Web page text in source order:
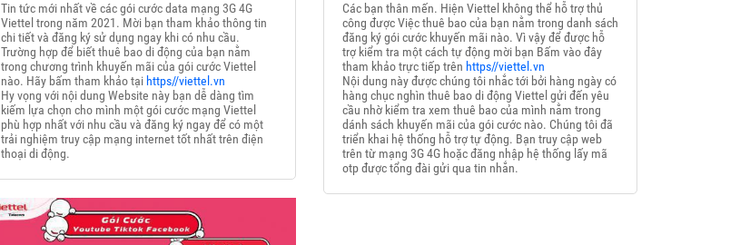
Tin tức mới nhất về các gói cước data mạng 3G 4G
Viettel trong năm 2021. Mời bạn tham khảo thông tin
chi tiết và đăng ký sử dụng ngay khi có nhu cầu.
Trường hợp để biết thuê bao di động của bạn nằm
trong chương trình khuyến mãi của gói cước Viettel
nào. Hãy bấm tham khảo tại https//viettel.vn
Hy vọng với nội dung Website này bạn dễ dàng tìm
kiếm lựa chọn cho mình một gói cước mạng Viettel
phù hợp nhất với nhu cầu và đăng ký ngay để có một
trải nghiệm truy cập mạng internet tốt nhất trên điện
thoại di động.
Các bạn thân mến. Hiện Viettel không thể hỗ trợ thủ
công được Việc thuê bao của bạn nằm trong danh sách
đăng ký gói cước khuyến mãi nào. Vì vậy để được hỗ
trợ kiểm tra một cách tự động mời bạn Bấm vào đây
tham khảo trực tiếp trên https//viettel.vn
Nội dung này được chúng tôi nhắc tới bởi hàng ngày có
hàng chục nghìn thuê bao di động Viettel gửi đến yêu
cầu nhờ kiểm tra xem thuê bao của mình nằm trong
dánh sách khuyến mãi của gói cước nào. Chúng tôi đã
triển khai hệ thống hỗ trợ tự động. Bạn truy cập web
trên từ mạng 3G 4G hoặc đăng nhập hệ thống lấy mã
otp được tổng đài gửi qua tin nhắn.